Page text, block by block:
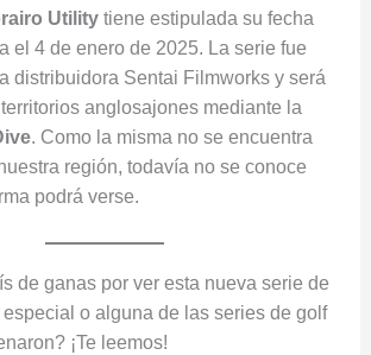
Utilitytiene estipulada su fecha
el 4 de enero de 2025. La serie fue
distribuidora Sentai Filmworks y será
anglosajones mediante la
. Como la misma no se encuentra
región, todavía no se conoce
podrá verse.
de ganas por ver esta nueva serie de
o alguna de las series de golf
¡Te leemos!